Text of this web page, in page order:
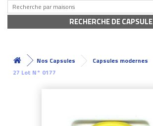
Recherche par maisons
RECHERCHE DE CAPSULE
Nos Capsules Capsules modernes
27 Lot N° 0177